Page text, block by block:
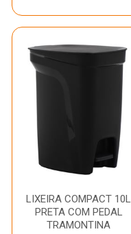
LIXEIRA COMPACT 10L
PRETA COM PEDAL
TRAMONTINA